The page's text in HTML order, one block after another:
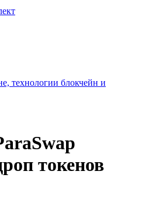
технологии блокчейн и
токенов